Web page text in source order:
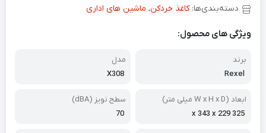
دسته‌بندی‌ها:کاغذ خردکن, ماشین های اداری
ویژگی های محصول:
برند
Rexel
مدل
X308
ابعاد (W x H x D میلی متر)
325 x 343 x 229
سطح نویز (dBA)
70